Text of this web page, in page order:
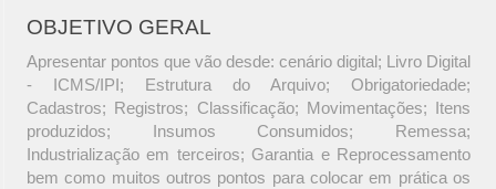
OBJETIVO GERAL
Apresentar pontos que vão desde: cenário digital; Livro Digital
- ICMS/IPI; Estrutura do Arquivo; Obrigatoriedade;
Cadastros; Registros; Classificação; Movimentações; Itens
produzidos; Insumos Consumidos; Remessa;
Industrialização em terceiros; Garantia e Reprocessamento
bem como muitos outros pontos para colocar em prática os